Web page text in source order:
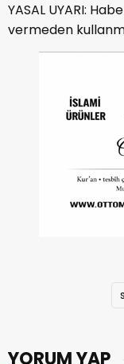
YASAL UYARI:
vermeden